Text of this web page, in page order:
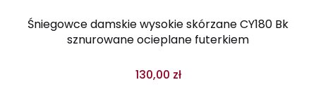
Śniegowce damskie wysokie skórzane CY180 Bk
sznurowane ocieplane futerkiem
130,00 zł